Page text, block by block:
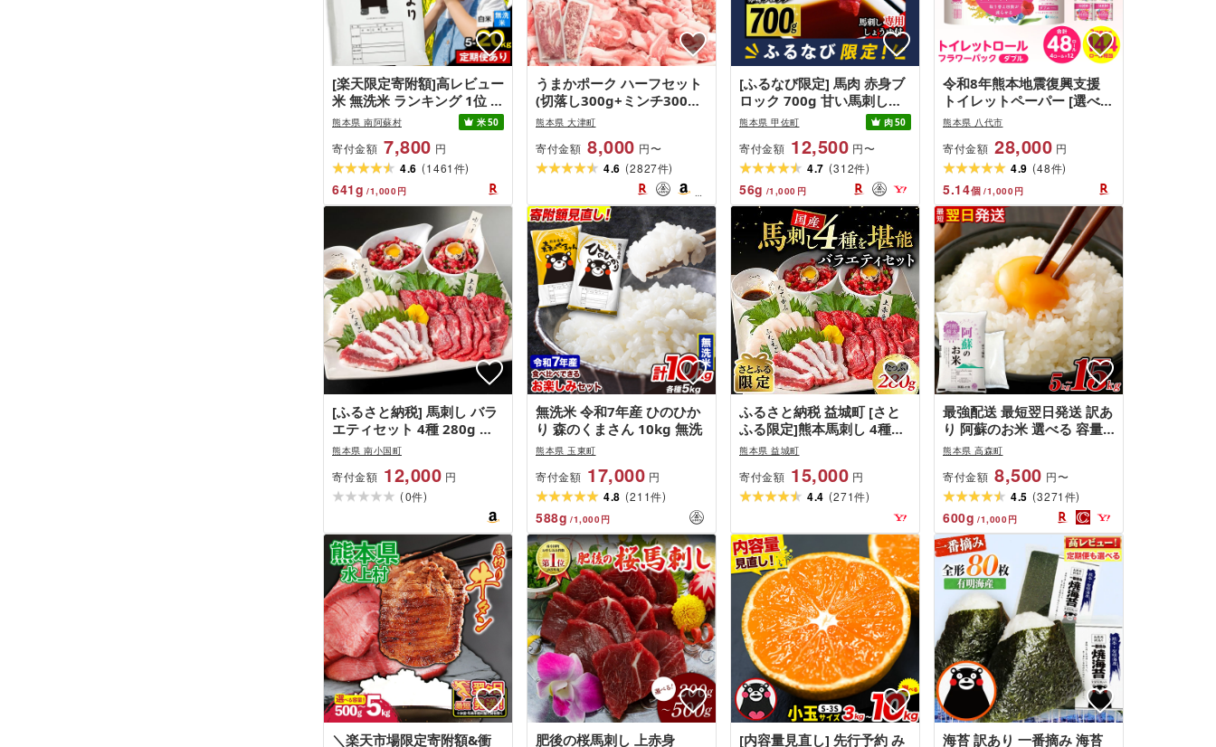
[楽天限定寄附額]高レビュー
米 無洗米 ランキング 1位 訳
あり 定期便 米 コメ こめ ふ
るさと納税 むせんまい 阿蘇
びより あそ お買い物マラソ
ン 5kg 10kg 20kg 定期便
12ヶ月 隔月6回[出荷時期を
お選びください]お買い物マ
熊本県 南阿蘇村 米50
寄付金額 7,800 円
4.6 (1461件)
641g /1,000円
うまかポーク ハーフセット
(切落し300g+ミンチ300g)
[7-14日以内に出荷予定(土
熊本県 大津町
寄付金額 8,000 円〜
4.6 (2827件)
[ふるなび限定] 馬肉 赤身ブ
ロック 700g 甘い馬刺し専
用醤油付き! 加熱調理済みで
安心安全! 低温加熱で甘みと
旨味がUP! [価格改定ZA]
FN-Limited-PR
熊本県 甲佐町 肉50
寄付金額 12,500 円〜
4.7 (312件)
56g /1,000 円
令和8年熊本地震復興支援
トイレットペーパー [選べる
発送月] [スコッティ] トイレ
ーパック 3倍長持ち 48ロー
ル 香りつき 日用品 防災 生
活必需品 コンパクト 防災備
蓄 備蓄 ローリングストック
防災 生活用品 送料無料
熊本県 八代市
寄付金額 28,000 円
4.9 (48件)
5.14個 /1,000円
[ふるさと納税] 馬刺し バラ
エティセット 4種 280g 国
産 馬刺 赤身 熊本 生食用 専
肥育 冷凍 上赤身 ユッケ ふ
たえご たてがみ 絶品 人気
ヘルシー 詰め合わせ 贈答用
ギフト 利他フーズ 南小国町
熊本県 南小国町
寄付金額 12,000 円
(0件)
無洗米 令和7年産 ひのひか
り 森のくまさん 10kg 無洗
熊本県 玉東町
寄付金額 17,000 円
4.8 (211件)
588g /1,000円
ふるさと納税 益城町 [さと
ふる限定]熊本馬刺し 4種類
バラエティーセット[6人前]
熊本県 益城町
寄付金額 15,000 円
4.4 (271件)
最強配送 最短翌日発送 訳あ
り 阿蘇のお米 選べる 容量 (
5kg / 10kg / 12kg / 14kg
円 8千5百円 〜 2万5000円
| 7営業日以内発送 わけあり
米 コメ 白米 ご飯 精米 ブレ
ンド米 国産 高レビュー 高
評価 熊本県産 送料無料
熊本県 高森町
寄付金額 8,500 円〜
4.5 (3271件)
600g /1,000円
＼楽天市場限定寄附額&衝 肥後の桜馬刺し 上赤身 [内容量見直し] 先行予約 み 海苔 訳あり 一番摘み 海苔